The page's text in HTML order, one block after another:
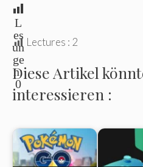
L
es
un
ge
n:
0
Lectures : 2
Diese Artikel
interessieren :